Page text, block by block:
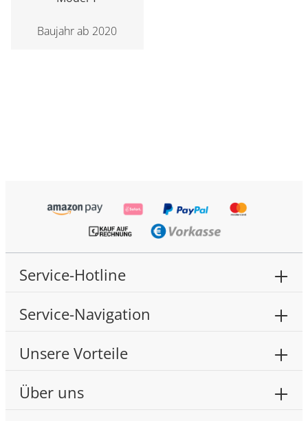
Baujahr ab 2020
Service-Hotline
Service-Navigation
Unsere Vorteile
Über uns